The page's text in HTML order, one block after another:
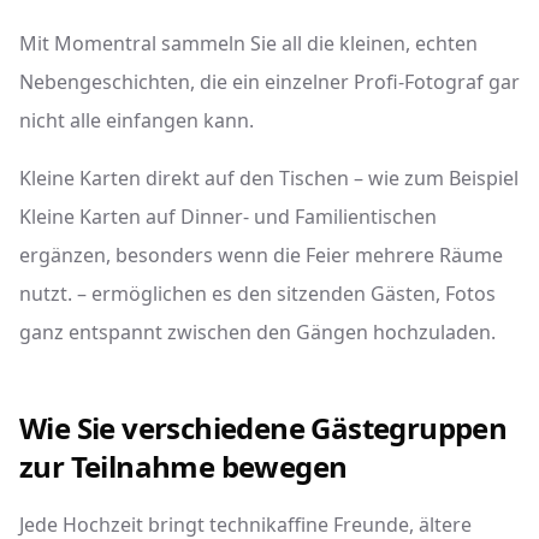
Mit Momentral sammeln Sie all die kleinen, echten
Nebengeschichten, die ein einzelner Profi-Fotograf gar
nicht alle einfangen kann.
Kleine Karten direkt auf den Tischen – wie zum Beispiel
Kleine Karten auf Dinner- und Familientischen
ergänzen, besonders wenn die Feier mehrere Räume
nutzt. – ermöglichen es den sitzenden Gästen, Fotos
ganz entspannt zwischen den Gängen hochzuladen.
Wie Sie verschiedene Gästegruppen
zur Teilnahme bewegen
Jede Hochzeit bringt technikaffine Freunde, ältere